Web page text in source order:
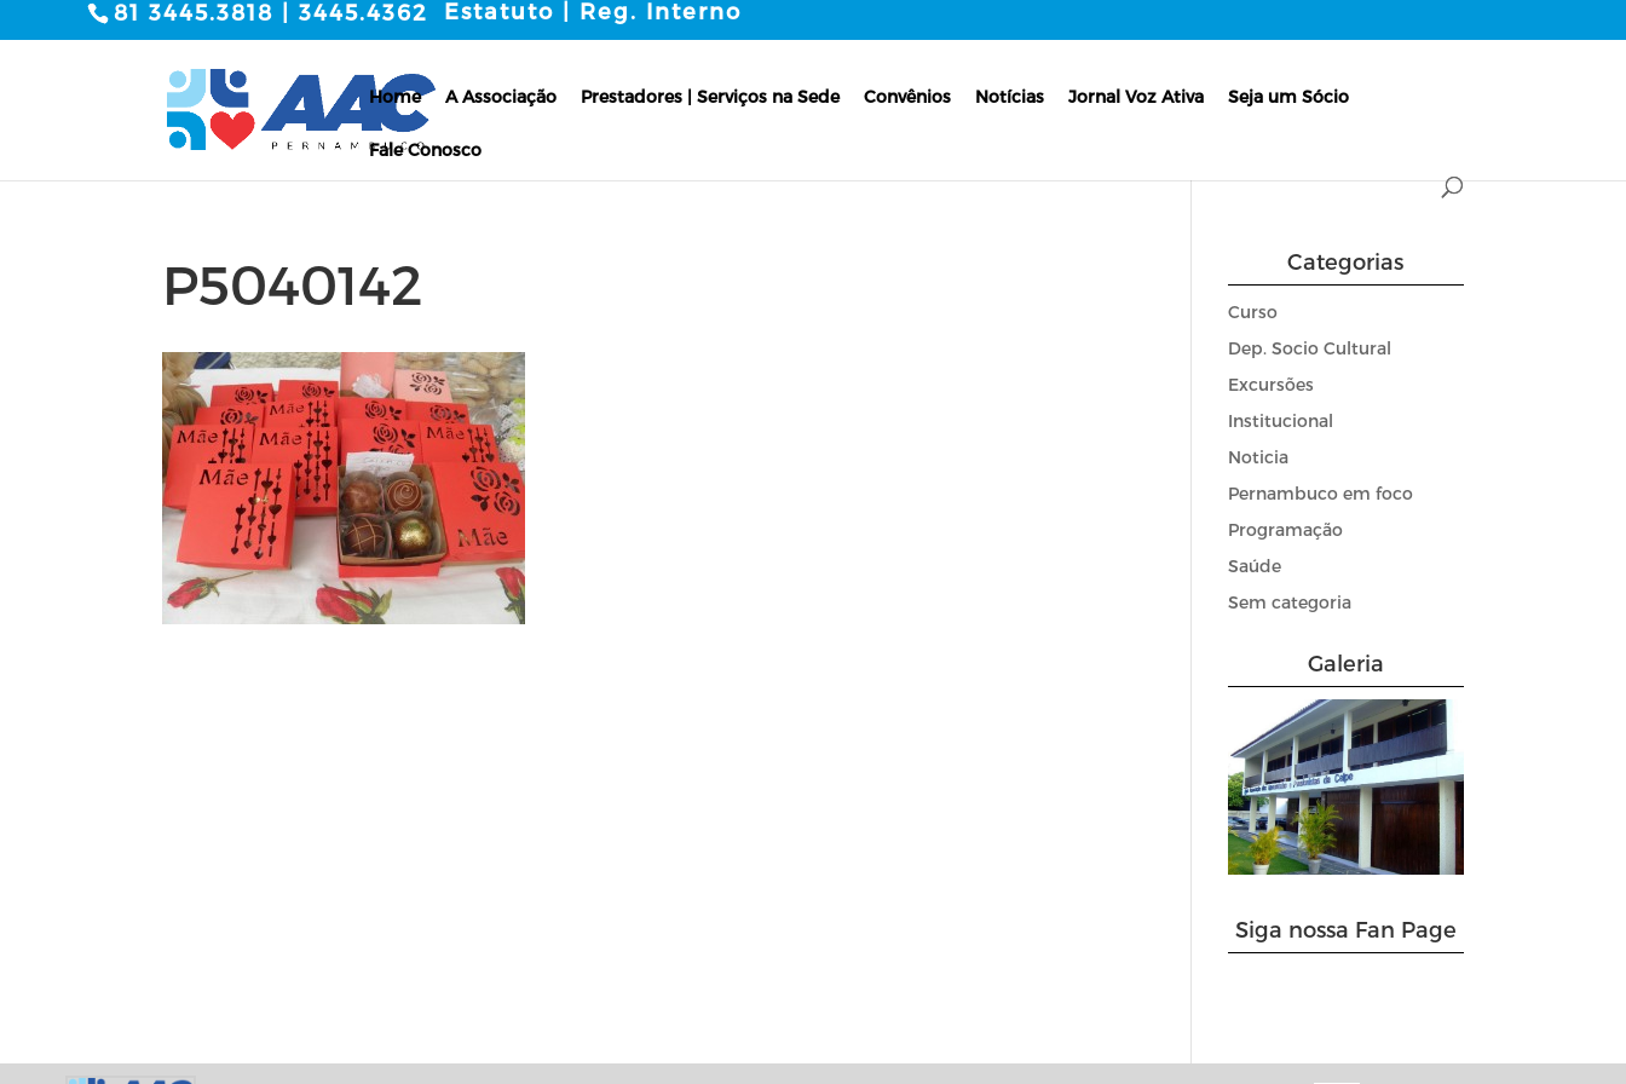
81 3445.3818 | 3445.4362 Estatuto | Reg. Interno
Home A Associação Prestadores | Serviços na Sede Convênios Notícias Jornal Voz Ativa Seja um Sócio
Fale Conosco
P5040142 Categorias
Curso
Dep. Socio Cultural
Excursões
Institucional
Noticia
Pernambuco em foco
Programação
Saúde
Sem categoria
Galeria
Siga nossa Fan Page